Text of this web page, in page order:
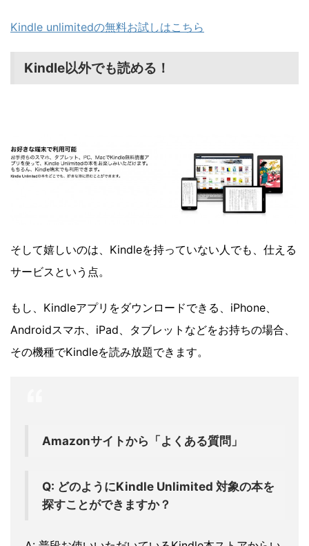
Kindle unlimitedの無料お試しはこちら
Kindle以外でも読める！
そして嬉しいのは、Kindleを持っていない人でも、仕える
サービスという点。
もし、Kindleアプリをダウンロードできる、iPhone、
Androidスマホ、iPad、タブレットなどをお持ちの場合、
その機種でKindleを読み放題できます。
Amazonサイトから「よくある質問」
Q: どのようにKindle Unlimited 対象の本を
探すことができますか？